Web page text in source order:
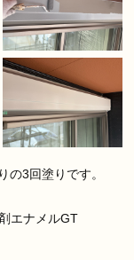
の3回塗りです。
エナメルGT